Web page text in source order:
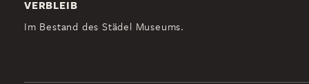
VERBLEIB
Im Bestand des Städel Museums.